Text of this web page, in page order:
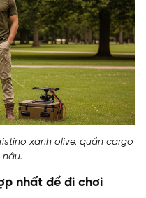
xanh olive, quần cargo
nhất để đi chơi